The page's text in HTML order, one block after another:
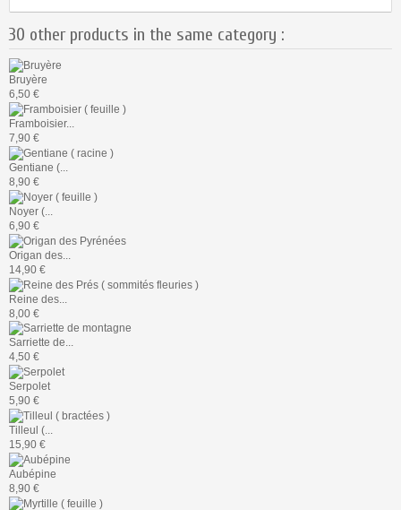
30 other products in the same category :
Bruyère
6,50 €
Framboisier...
7,90 €
Gentiane (...
8,90 €
Noyer (...
6,90 €
Origan des...
14,90 €
Reine des...
8,00 €
Sarriette de...
4,50 €
Serpolet
5,90 €
Tilleul (...
15,90 €
Aubépine
8,90 €